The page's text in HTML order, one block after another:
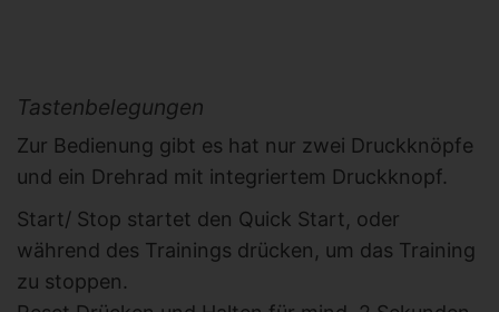
Tastenbelegungen
Zur Bedienung gibt es hat nur zwei Druckknöpfe
und ein Drehrad mit integriertem Druckknopf.
Start/ Stop startet den Quick Start, oder
während des Trainings drücken, um das Training
zu stoppen.